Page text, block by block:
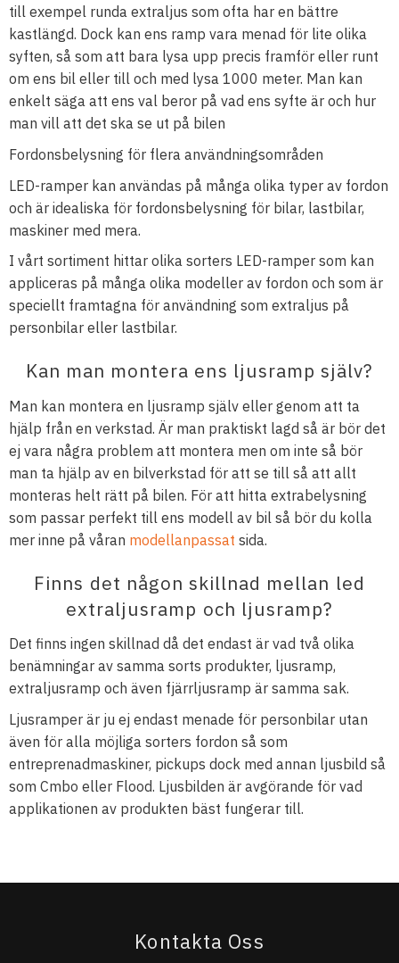
till exempel runda extraljus som ofta har en bättre
kastlängd. Dock kan ens ramp vara menad för lite olika
syften, så som att bara lysa upp precis framför eller runt
om ens bil eller till och med lysa 1000 meter. Man kan
enkelt säga att ens val beror på vad ens syfte är och hur
man vill att det ska se ut på bilen
Fordonsbelysning för flera användningsområden
LED-ramper kan användas på många olika typer av fordon
och är idealiska för fordonsbelysning för bilar, lastbilar,
maskiner med mera.
I vårt sortiment hittar olika sorters LED-ramper som kan
appliceras på många olika modeller av fordon och som är
speciellt framtagna för användning som extraljus på
personbilar eller lastbilar.
Kan man montera ens ljusramp själv?
Man kan montera en ljusramp själv eller genom att ta
hjälp från en verkstad. Är man praktiskt lagd så är bör det
ej vara några problem att montera men om inte så bör
man ta hjälp av en bilverkstad för att se till så att allt
monteras helt rätt på bilen. För att hitta extrabelysning
som passar perfekt till ens modell av bil så bör du kolla
mer inne på våran modellanpassat sida.
Finns det någon skillnad mellan led
extraljusramp och ljusramp?
Det finns ingen skillnad då det endast är vad två olika
benämningar av samma sorts produkter, ljusramp,
extraljusramp och även fjärrljusramp är samma sak.
Ljusramper är ju ej endast menade för personbilar utan
även för alla möjliga sorters fordon så som
entreprenadmaskiner, pickups dock med annan ljusbild så
som Cmbo eller Flood. Ljusbilden är avgörande för vad
applikationen av produkten bäst fungerar till.
Kontakta Oss